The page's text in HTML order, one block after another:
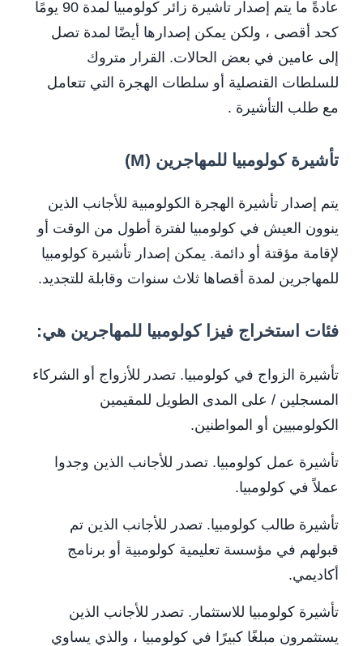
عادةً ما يتم إصدار تأشيرة زائر كولومبيا لمدة 90 يومًا
كحد أقصى ، ولكن يمكن إصدارها أيضًا لمدة تصل
إلى عامين في بعض الحالات. القرار متروك
للسلطات القنصلية أو سلطات الهجرة التي تتعامل
مع طلب التأشيرة .
تأشيرة كولومبيا للمهاجرين (M)
يتم إصدار تأشيرة الهجرة الكولومبية للأجانب الذين
ينوون العيش في كولومبيا لفترة أطول من الوقت أو
لإقامة مؤقتة أو دائمة. يمكن إصدار تأشيرة كولومبيا
للمهاجرين لمدة أقصاها ثلاث سنوات وقابلة للتجديد.
فئات استخراج فيزا كولومبيا للمهاجرين هي:
تأشيرة الزواج في كولومبيا. تصدر للأزواج أو الشركاء
المسجلين / على المدى الطويل للمقيمين
الكولومبيين أو المواطنين.
تأشيرة عمل كولومبيا. تصدر للأجانب الذين وجدوا
عملاً في كولومبيا.
تأشيرة طالب كولومبيا. تصدر للأجانب الذين تم
قبولهم في مؤسسة تعليمية كولومبية أو برنامج
أكاديمي.
تأشيرة كولومبيا للاستثمار. تصدر للأجانب الذين
يستثمرون مبلغًا كبيرًا في كولومبيا ، والذي يساوي